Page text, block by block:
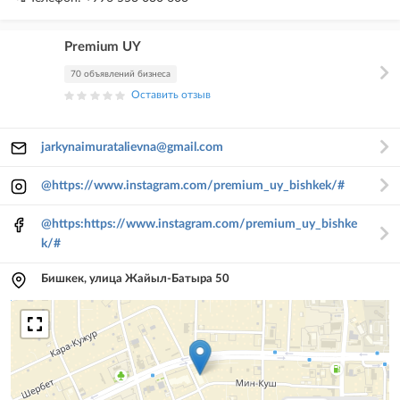
Premium UY
70 объявлений бизнеса
Оставить отзыв
jarkynaimuratalievna@gmail.com
@https://www.instagram.com/premium_uy_bishkek/#
@https:https://www.instagram.com/premium_uy_bishke
k/#
Бишкек, улица Жайыл-Батыра 50